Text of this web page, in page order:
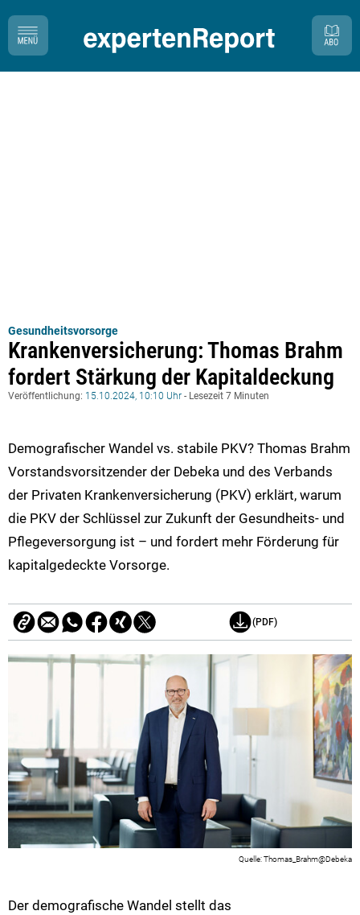
Gesundheitsvorsorge
Krankenversicherung: Thomas Brahm
fordert Stärkung der Kapitaldeckung
Veröffentlichung: 15.10.2024, 10:10 Uhr - Lesezeit 7 Minuten
Demografischer Wandel vs. stabile PKV? Thomas Brahm
Vorstandsvorsitzender der Debeka und des Verbands
der Privaten Krankenversicherung (PKV) erklärt, warum
die PKV der Schlüssel zur Zukunft der Gesundheits- und
Pflegeversorgung ist – und fordert mehr Förderung für
kapitalgedeckte Vorsorge.
(PDF)
Thomas_Brahm@Debeka
Der demografische Wandel stellt das